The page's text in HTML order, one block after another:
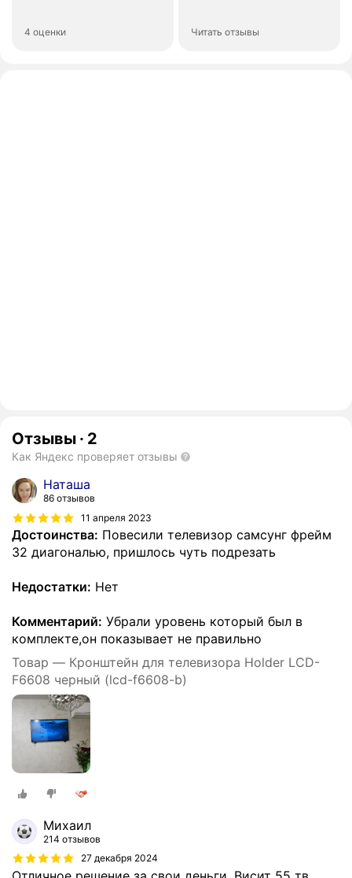
4 оценки Читать отзывы
Отзывы · 2
Как Яндекс проверяет отзывы
Наташа
86 отзывов
11 апреля 2023
Достоинства: Повесили телевизор самсунг фрейм
32 диагональю, пришлось чуть подрезать
Недостатки: Нет
Комментарий: Убрали уровень который был в
комплекте,он показывает не правильно
Товар — Кронштейн для телевизора Holder LCD-
F6608 черный (lcd-f6608-b)
Михаил
214 отзывов
27 декабря 2024